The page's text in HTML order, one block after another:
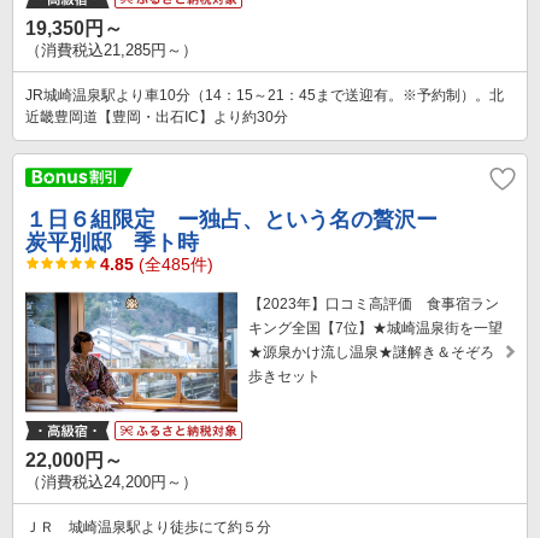
19,350円～
（消費税込21,285円～）
JR城崎温泉駅より車10分（14：15～21：45まで送迎有。※予約制）。北
近畿豊岡道【豊岡・出石IC】より約30分
１日６組限定 ー独占、という名の贅沢ー
炭平別邸 季ト時
4.85 (全485件)
【2023年】口コミ高評価 食事宿ラン
キング全国【7位】★城崎温泉街を一望
★源泉かけ流し温泉★謎解き＆そぞろ
歩きセット
22,000円～
（消費税込24,200円～）
ＪＲ 城崎温泉駅より徒歩にて約５分